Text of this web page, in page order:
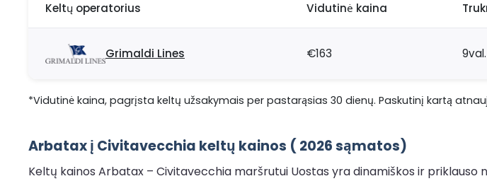
Keltų operatorius Vidutinė kaina
Grimaldi Lines €163 9val.
*Vidutinė kaina, pagrįsta keltų užsakymais per pastarąsias 30 dienų. Paskutinį kartą
Arbatax į Civitavecchia keltų kainos ( 2026 sąmatos)
Keltų kainos Arbatax – Civitavecchia maršrutui Uostas yra dinamiškos ir priklauso